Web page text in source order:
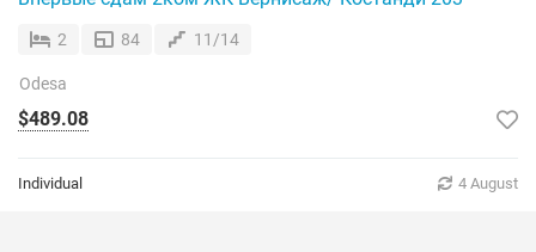
2 84 11/14
Odesa
$489.08
Individual 4 August